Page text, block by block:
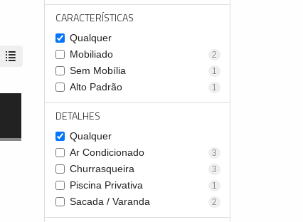
CARACTERÍSTICAS
Qualquer
Mobiliado
2
Sem Mobília 1
Alto Padrão 1
DETALHES
Qualquer
Ar Condicionado
3
Churrasqueira 3
Piscina Privativa 1
Sacada / Varanda 2